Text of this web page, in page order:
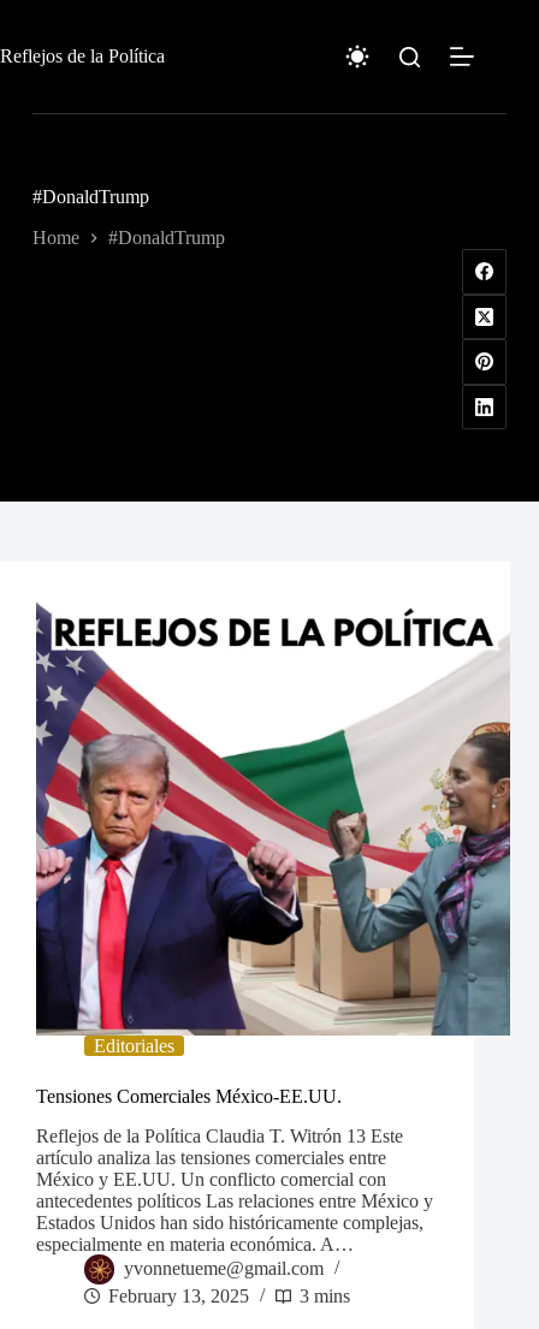
content
Reflejos de la Política
#DonaldTrump
Home #DonaldTrump
Editoriales
Tensiones Comerciales México-EE.UU.
Reflejos de la Política Claudia T. Witrón 13 Este
artículo analiza las tensiones comerciales entre
México y EE.UU. Un conflicto comercial con
antecedentes políticos Las relaciones entre México y
Estados Unidos han sido históricamente complejas,
especialmente en materia económica. A…
yvonnetueme@gmail.com
February 13, 2025
3 mins